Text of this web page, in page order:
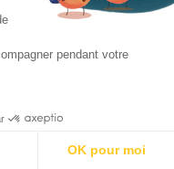
pendant votre
OK pour moi